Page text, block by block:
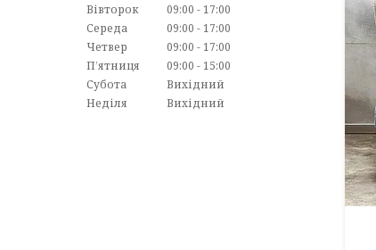
Вівторок
09:00
17:00
Середа
09:00
17:00
Четвер
09:00
17:00
Пʼятниця
09:00
15:00
Субота
Вихідний
Неділя
Вихідний